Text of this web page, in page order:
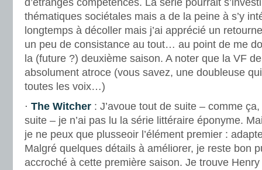
d’étranges compétences. La série pourrait
thématiques sociétales mais a de la peine à s’y
longtemps à décoller mais j’ai apprécié un
un peu de consistance au tout… au point de me
la (future ?) deuxième saison. A noter que la VF
absolument atroce (vous savez, une doubleuse
toutes les voix…)
⋅ The Witcher : J’avoue tout de suite – comme
suite – je n’ai pas lu la série littéraire éponyme.
je ne peux que plusseoir l’élément premier :
Malgré quelques détails à améliorer, je reste bon
accroché à cette première saison. Je trouve